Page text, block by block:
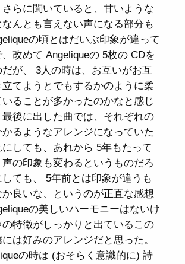
らに聞いていると、甘いような
んとも言えない声になる部分も
の頃とはだいぶ印象が違って
改めて Angeliqueの 5枚の CDを
が、 3人の時は、お互いがお互
てようとでもするかのように柔
いることが多かったのかなと感じ
後に出した曲では、それぞれの
るようなアレンジになっていた
しても、あれから 5年もたって
の印象も変わるというものだろ
ても、 5年前とは印象が違うも
良いな、というのが正直な感想
の美しいハーモニーはないけ
特徴がしっかりと出ているこの
は好みのアレンジだと思った。
の時は (おそらく意識的に) 詩